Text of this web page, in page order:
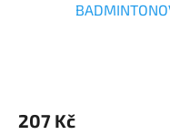
207 Kč